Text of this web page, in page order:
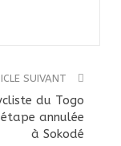
SUIVANT
du Togo
annulée
à Sokodé